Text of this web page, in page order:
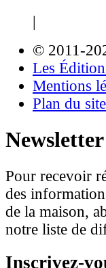
|
© 2011-
Les
Mentions
Plan du site
Newsletter
Pour recevoir
des
de la maison,
notre liste de
Inscrivez-